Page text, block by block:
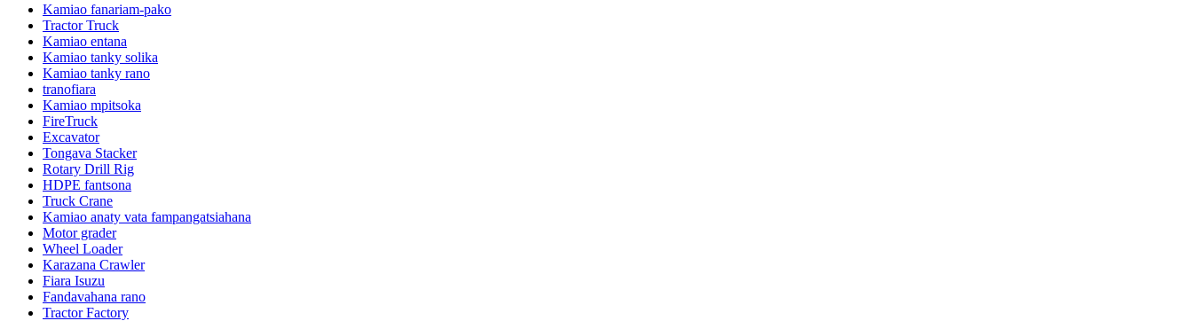
Kamiao fanariam-pako
Tractor Truck
Kamiao entana
Kamiao tanky solika
Kamiao tanky rano
tranofiara
Kamiao mpitsoka
FireTruck
Excavator
Tongava Stacker
Rotary Drill Rig
HDPE fantsona
Truck Crane
Kamiao anaty vata fampangatsiahana
Motor grader
Wheel Loader
Karazana Crawler
Fiara Isuzu
Fandavahana rano
Tractor Factory